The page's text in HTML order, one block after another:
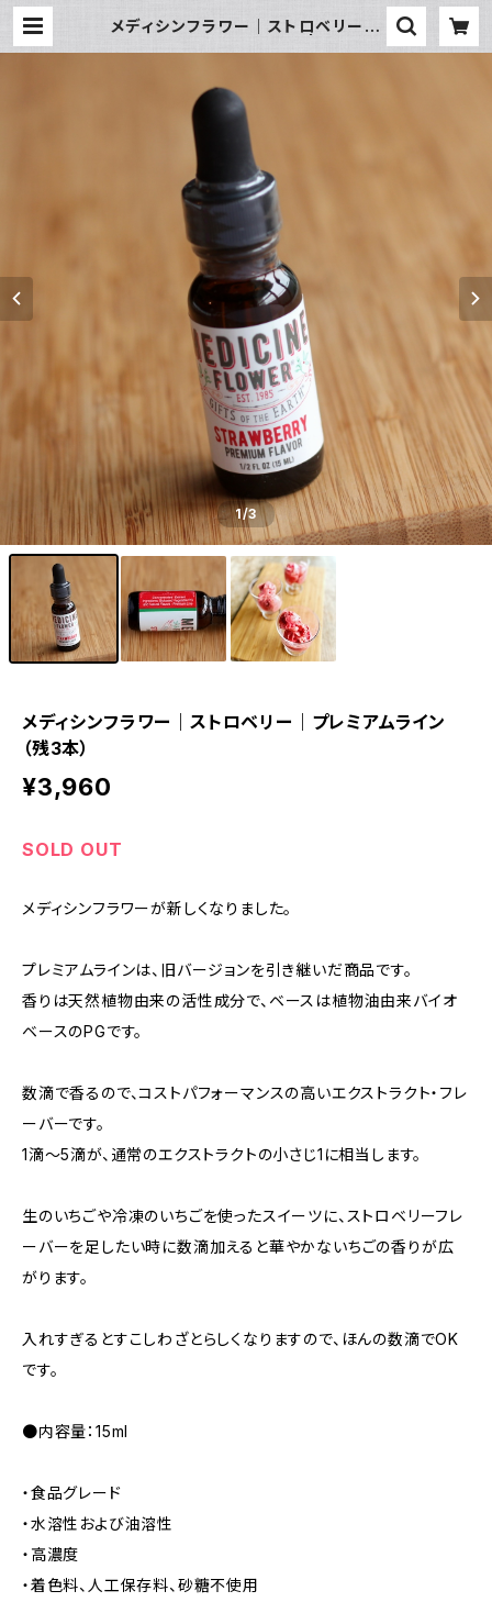
メディシンフラワー｜ストロベリー｜
1/3
メディシンフラワー｜ストロベリー｜プレミアムライン
（残3本）
¥3,960
SOLD OUT
メディシンフラワーが新しくなりました。
プレミアムラインは、旧バージョンを引き継いだ商品です。
香りは天然植物由来の活性成分で、ベースは植物油由来バイオ
ベースのPGです。
数滴で香るので、コストパフォーマンスの高いエクストラクト・フレ
ーバーです。
1滴〜5滴が、通常のエクストラクトの小さじ1に相当します。
生のいちごや冷凍のいちごを使ったスイーツに、ストロベリーフレ
ーバーを足したい時に数滴加えると華やかないちごの香りが広
がります。
入れすぎるとすこしわざとらしくなりますので、ほんの数滴でOK
です。
●内容量：15ml
・食品グレード
・水溶性および油溶性
・高濃度
・着色料、人工保存料、砂糖不使用